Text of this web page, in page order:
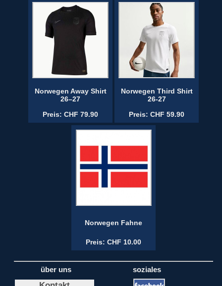
Norwegen Away Shirt
26–27
Preis: CHF 79.90
Norwegen Third Shirt
26-27
Preis: CHF 59.90
Norwegen Fahne
Preis: CHF 10.00
über uns soziales